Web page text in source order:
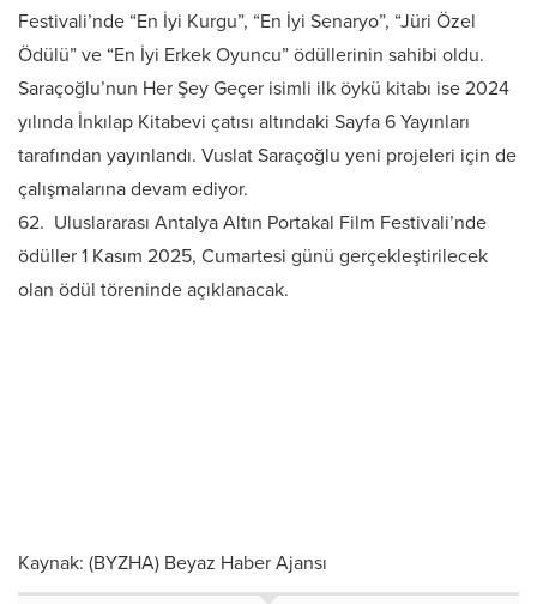
Festivali’nde “En İyi Kurgu”, “En İyi Senaryo”, “Jüri Özel
Ödülü” ve “En İyi Erkek Oyuncu” ödüllerinin sahibi oldu.
Saraçoğlu’nun Her Şey Geçer isimli ilk öykü kitabı ise 2024
yılında İnkılap Kitabevi çatısı altındaki Sayfa 6 Yayınları
tarafından yayınlandı. Vuslat Saraçoğlu yeni projeleri için de
çalışmalarına devam ediyor.
62. Uluslararası Antalya Altın Portakal Film Festivali’nde
ödüller 1 Kasım 2025, Cumartesi günü gerçekleştirilecek
olan ödül töreninde açıklanacak.
Kaynak: (BYZHA) Beyaz Haber Ajansı